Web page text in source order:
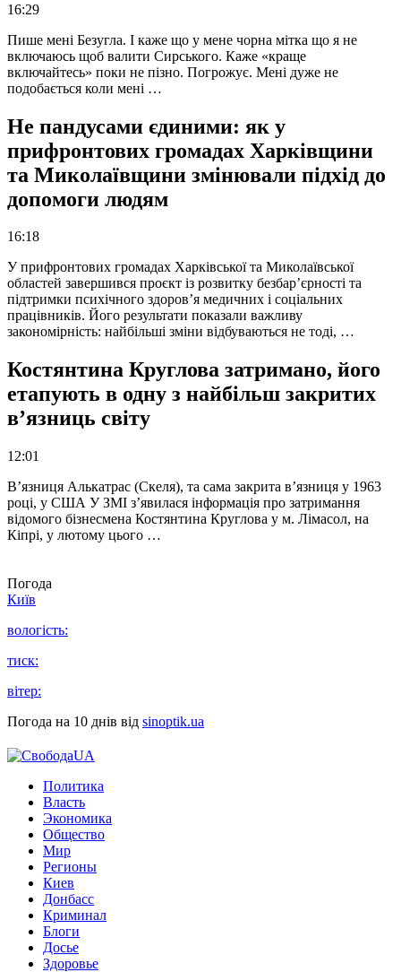
16:29
Пише мені Безугла. І каже що у мене чорна мітка що я не
включаюсь щоб валити Сирського. Каже «краще
включайтесь» поки не пізно. Погрожує. Мені дуже не
подобається коли мені …
Не пандусами єдиними: як у
прифронтових громадах Харківщини
та Миколаївщини змінювали підхід до
допомоги людям
16:18
У прифронтових громадах Харківської та Миколаївської
областей завершився проєкт із розвитку безбар’єрності та
підтримки психічного здоров’я медичних і соціальних
працівників. Його результати показали важливу
закономірність: найбільші зміни відбуваються не тоді, …
Костянтина Круглова затримано, його
етапують в одну з найбільш закритих
в’язниць світу
12:01
В’язниця Алькатрас (Скеля), та сама закрита в’язниця у 1963
році, у США У ЗМІ з’явилася інформація про затримання
відомого бізнесмена Костянтина Круглова у м. Лімасол, на
Кіпрі, у лютому цього …
Погода
Київ
вологість:
тиск:
вітер:
Погода на 10 днів від sinoptik.ua
Политика
Власть
Экономика
Общество
Мир
Регионы
Киев
Донбасс
Криминал
Блоги
Досье
Здоровье